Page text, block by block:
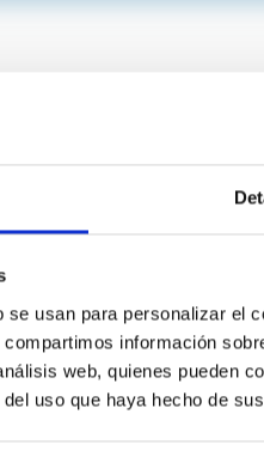
usan para personalizar el
información
web, quienes pueden
uso que haya hecho de